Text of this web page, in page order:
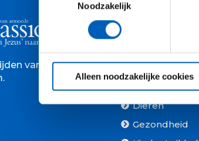
Noodzakelijk
Alleen noodzakelijke cookies
van armoede
Alle cadeaus
Moeders &
Dieren
Gezondheid